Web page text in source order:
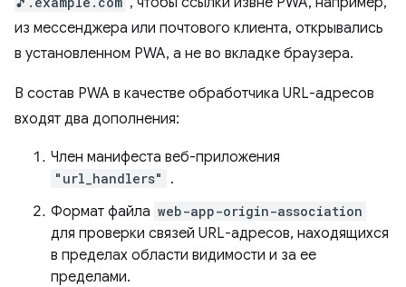
из мессенджера или почтового клиента, открывались
в установленном PWA, а не во вкладке браузера.
В состав PWA в качестве обработчика URL-адресов
входят два дополнения:
Член манифеста веб-приложения
"url_handlers"
.
Формат файла web-app-origin-association
для проверки связей URL-адресов, находящихся
в пределах области видимости и за ее
пределами.